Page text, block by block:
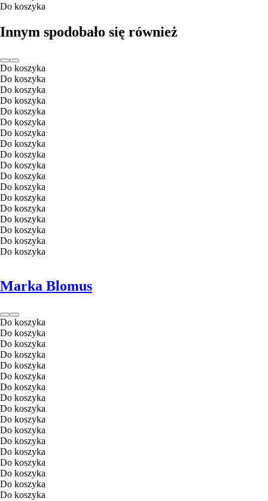
Do koszyka
Innym spodobało się również
Do koszyka
Do koszyka
Do koszyka
Do koszyka
Do koszyka
Do koszyka
Do koszyka
Do koszyka
Do koszyka
Do koszyka
Do koszyka
Do koszyka
Do koszyka
Do koszyka
Do koszyka
Do koszyka
Do koszyka
Do koszyka
Marka Blomus
Do koszyka
Do koszyka
Do koszyka
Do koszyka
Do koszyka
Do koszyka
Do koszyka
Do koszyka
Do koszyka
Do koszyka
Do koszyka
Do koszyka
Do koszyka
Do koszyka
Do koszyka
Do koszyka
Do koszyka